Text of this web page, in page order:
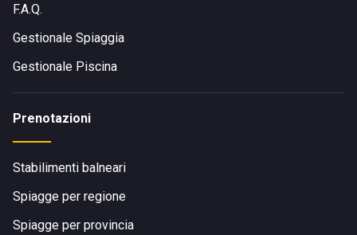
F.A.Q.
Gestionale Spiaggia
Gestionale Piscina
Prenotazioni
Stabilimenti balneari
Spiagge per regione
Spiagge per provincia